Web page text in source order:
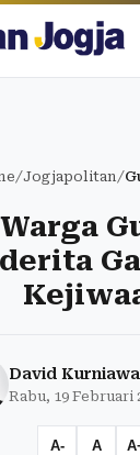
/Jogjapolitan/
David
Rabu, 19 Februari
A- A